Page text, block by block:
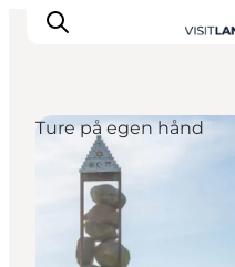
Oplevelser
Byer og øer
Outdoor
Ture på egen hånd